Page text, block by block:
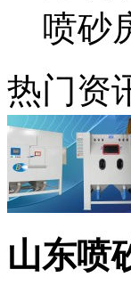
喷砂
热门资
山东喷